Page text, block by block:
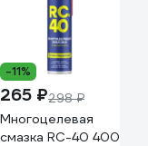
-11%
265 ₽298 ₽
Многоцелевая
смазка RC-40 400